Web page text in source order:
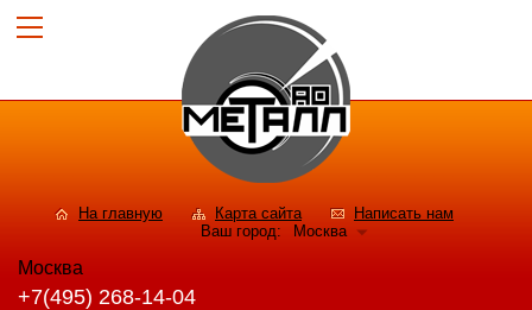
На главную Карта сайта
Написать нам
Ваш город:
Москва
Москва
+7(495) 268-14-04